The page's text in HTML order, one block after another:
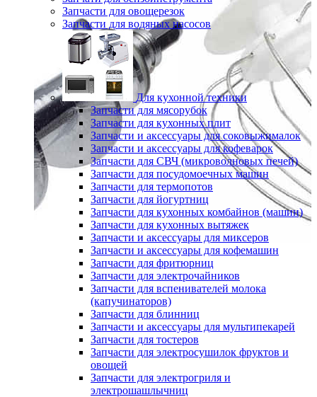
Запчасти для овощерезок
Запчасти для водяных насосов
Для кухонной техники
Запчасти для мясорубок
Запчасти для кухонных плит
Запчасти и аксессуары для соковыжималок
Запчасти и аксессуары для кофеварок
Запчасти для СВЧ (микроволновых печей)
Запчасти для посудомоечных машин
Запчасти для термопотов
Запчасти для йогуртниц
Запчасти для кухонных комбайнов (машин)
Запчасти для кухонных вытяжек
Запчасти и аксессуары для миксеров
Запчасти и аксессуары для кофемашин
Запчасти для фритюрниц
Запчасти для электрочайников
Запчасти для вспенивателей молока
(капучинаторов)
Запчасти для блинниц
Запчасти и аксессуары для мультипекарей
Запчасти для тостеров
Запчасти для электросушилок фруктов и
овощей
Запчасти для электрогриля и
электрошашлычниц